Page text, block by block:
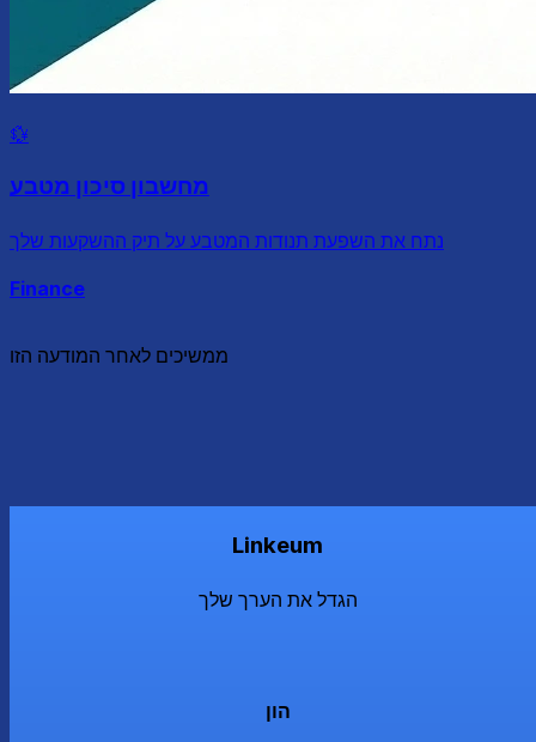
💱
מחשבון סיכון מטבע
נתח את השפעת תנודות המטבע על תיק ההשקעות שלך
Finance
ממשיכים לאחר המודעה הזו
Linkeum
הגדל את הערך שלך
הון